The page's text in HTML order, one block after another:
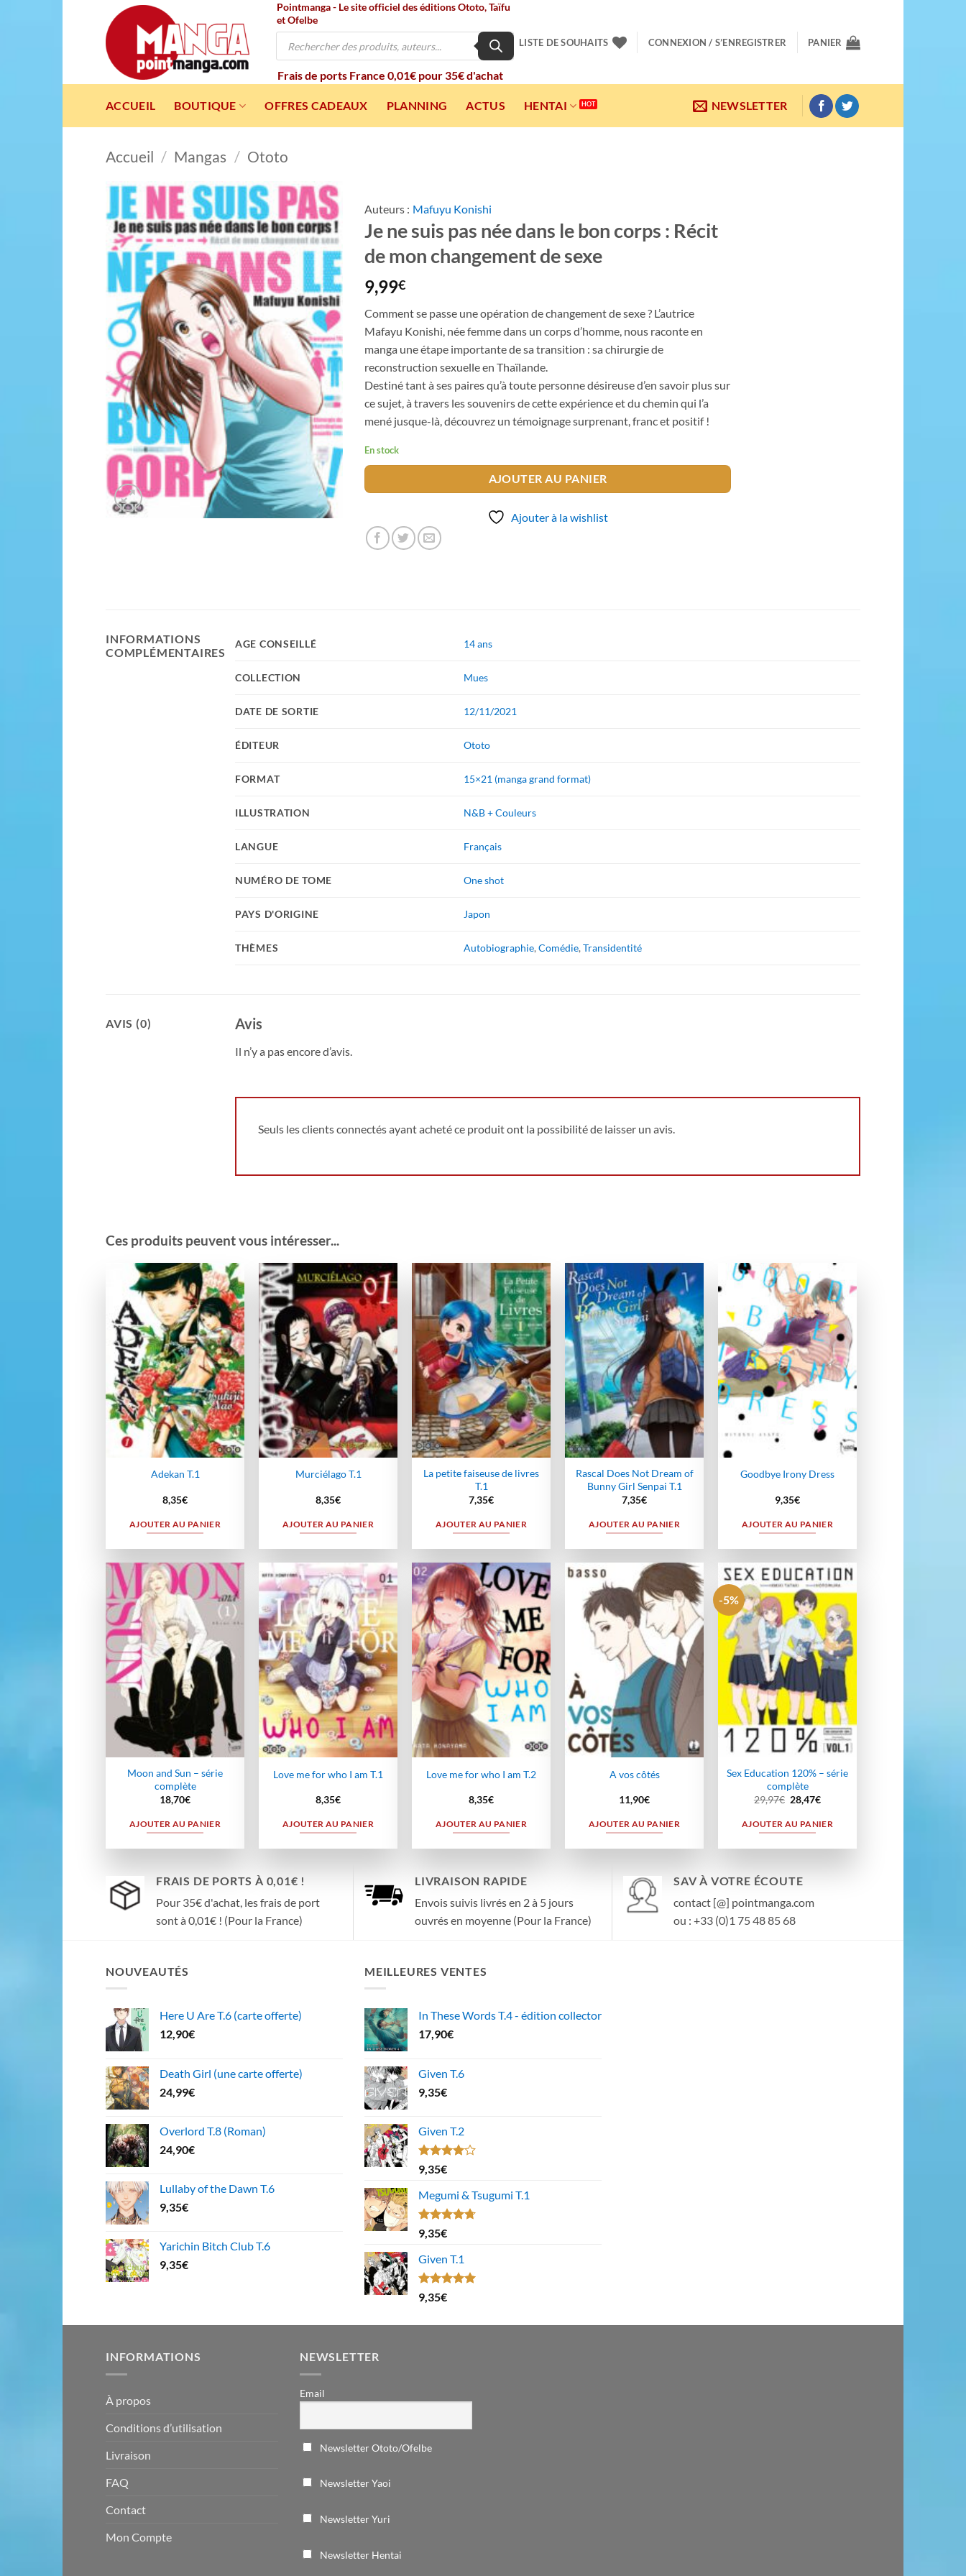
Pointmanga - Le site officiel des éditions Ototo, Taïfu
et Ofelbe
Recherche
Frais de ports France 0,01€ pour 35€ d'achat
LISTE DE SOUHAITS CONNEXION / S’ENREGISTRER PANIER
ACCUEIL BOUTIQUE OFFRES CADEAUX PLANNING ACTUS HENTAI NEWSLETTER
Accueil / Mangas / Ototo
Ajouter
à la
wishlist
Auteurs : Mafuyu Konishi
Je ne suis pas née dans le bon corps : Récit
de mon changement de sexe
9,99€
Comment se passe une opération de changement de sexe ? L’autrice
Mafayu Konishi, née femme dans un corps d’homme, nous raconte en
manga une étape importante de sa transition : sa chirurgie de
reconstruction sexuelle en Thaïlande.
Destiné tant à ses paires qu’à toute personne désireuse d’en savoir plus sur
ce sujet, à travers les souvenirs de cette expérience et du chemin qui l’a
mené jusque-là, découvrez un témoignage surprenant, franc et positif !
En stock
AJOUTER AU PANIER
Ajouter à la wishlist
INFORMATIONS
COMPLÉMENTAIRES
AGE CONSEILLÉ 14 ans
COLLECTION Mues
DATE DE SORTIE 12/11/2021
ÉDITEUR Ototo
FORMAT 15×21 (manga grand format)
ILLUSTRATION N&B + Couleurs
LANGUE Français
NUMÉRO DE TOME One shot
PAYS D'ORIGINE Japon
THÈMES Autobiographie,Comédie,Transidentité
AVIS (0) Avis
Il n’y a pas encore d’avis.
Seuls les clients connectés ayant acheté ce produit ont la possibilité de laisser un avis.
Ces produits peuvent vous intéresser...
Ajouter
à la
wishlist
Adekan T.1
8,35€
AJOUTER AU PANIER
Ajouter
wishlist
Murciélago T.1
8,35€
AJOUTER AU PANIER
Ajouter
à la
wishlist
La petite faiseuse de livres
T.1
7,35€
AJOUTER AU PANIER
Ajouter
à la
wishlist
Rascal Does Not Dream of
Bunny Girl Senpai T.1
7,35€
AJOUTER AU PANIER
Ajouter
à la
wishlist
Goodbye Irony Dress
9,35€
AJOUTER AU PANIER
Ajouter
wishlist
Moon and Sun – série
complète
18,70€
AJOUTER AU PANIER
Ajouter
à la
wishlist
Love me for who I am T.1
8,35€
AJOUTER AU PANIER
Ajouter
à la
wishlist
Love me for who I am T.2
8,35€
AJOUTER AU PANIER
Ajouter
à la
wishlist
A vos côtés
11,90€
AJOUTER AU PANIER
-5%
Ajouter
à la
wishlist
Sex Education 120% – série
complète
29,97€ Le
initial
était :
28,47€Le
actuel
est :
AJOUTER AU PANIER
FRAIS DE PORTS À 0,01€ !
Pour 35€ d'achat, les frais de port
sont à 0,01€ ! (Pour la France)
LIVRAISON RAPIDE
Envois suivis livrés en 2 à 5 jours
ouvrés en moyenne (Pour la France)
SAV À VOTRE ÉCOUTE
contact [@] pointmanga.com
ou : +33 (0)1 75 48 85 68
NOUVEAUTÉS
Here U Are T.6 (carte offerte)
12,90€
Death Girl (une carte offerte)
24,99€
Overlord T.8 (Roman)
24,90€
Lullaby of the Dawn T.6
9,35€
Yarichin Bitch Club T.6
9,35€
MEILLEURES VENTES
In These Words T.4 - édition collector
17,90€
Given T.6
9,35€
Given T.2
Note
4.00
5
9,35€
Megumi & Tsugumi T.1
Note4.67
sur 5
9,35€
Given T.1
Note5.00
sur 5
9,35€
INFORMATIONS
À propos
Conditions d’utilisation
Livraison
FAQ
Contact
Mon Compte
NEWSLETTER
Email
Newsletter Ototo/Ofelbe
Newsletter Yaoi
Newsletter Yuri
Newsletter Hentai